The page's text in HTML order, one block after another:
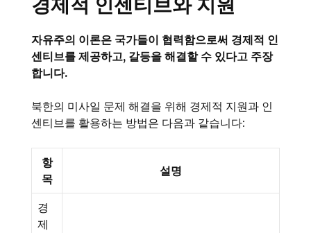
경제적 인센티브와 지원
자유주의 이론은 국가들이 협력함으로써 경제적 인
센티브를 제공하고, 갈등을 해결할 수 있다고 주장
합니다.
북한의 미사일 문제 해결을 위해 경제적 지원과 인
센티브를 활용하는 방법은 다음과 같습니다:
항
목
설명
경
제